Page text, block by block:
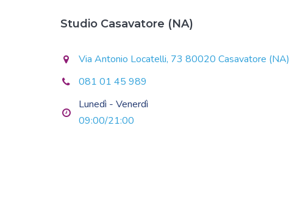
Studio Casavatore (NA)
Via Antonio Locatelli, 73 80020 Casavatore (NA)
081 01 45 989
Lunedì - Venerdì
09:00/21:00